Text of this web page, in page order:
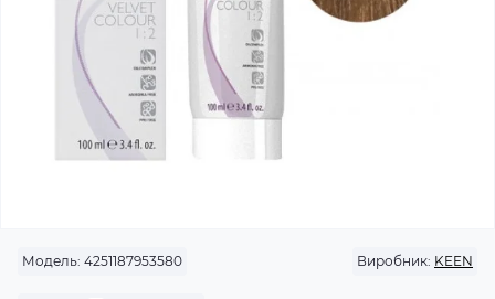
Модель: 4251187953580 Виробник: KEEN